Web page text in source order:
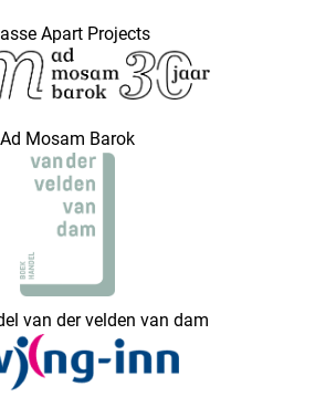
Apart Projects
Ad Mosam Barok
van der velden van dam